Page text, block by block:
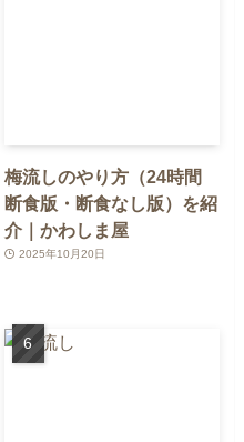
梅流しのやり方（24時間
断食版・断食なし版）を紹
介｜かわしま屋
2025年10月20日